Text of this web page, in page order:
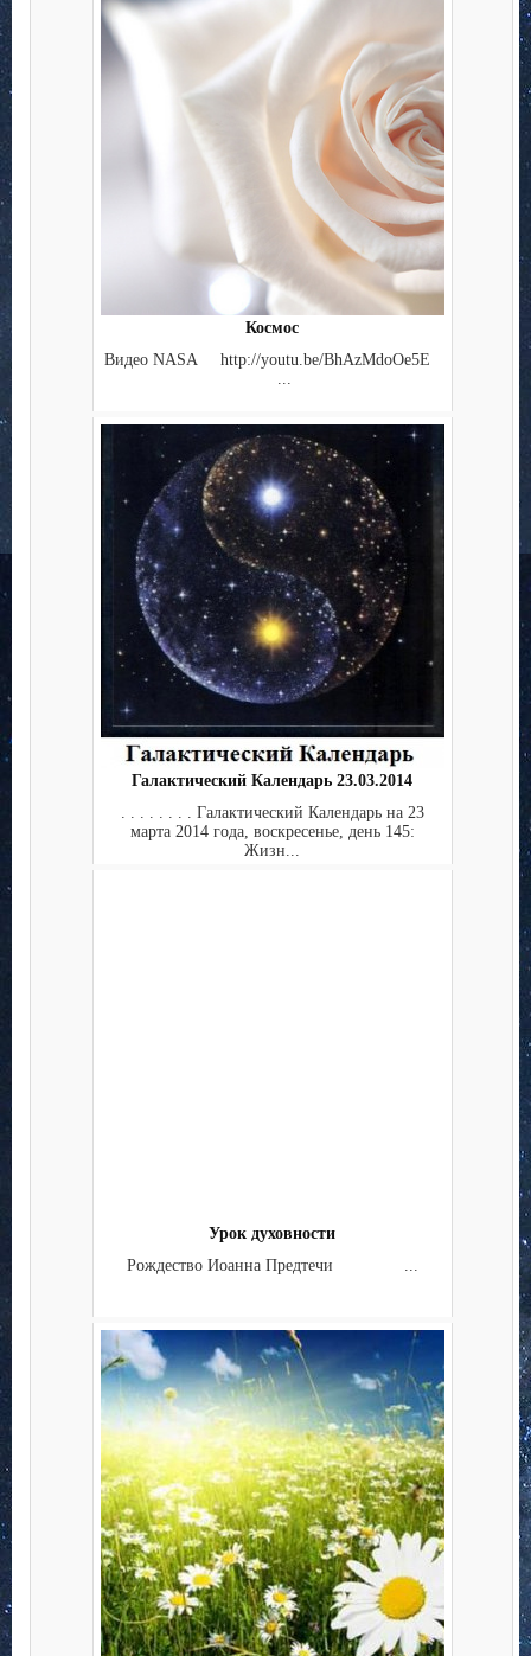
Космос
Видео NASA http://youtu.be/BhAzMdoOe5E
Галактический Календарь 23.03.2014
. . . . . . . . Галактический Календарь на 23
марта 2014 года, воскресенье, день 145:
Жизн...
Урок духовности
Рождество Иоанна Предтечи ...